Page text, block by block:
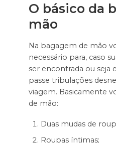
O básico da
mão
Na bagagem de mão
necessário para, caso
ser encontrada ou seja
passe tribulações
viagem. Basicamente
de mão:
Duas mudas de
Roupas íntimas;